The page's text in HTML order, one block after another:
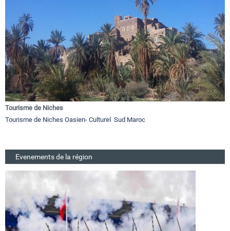
Tourisme de Niches
Tourisme de Niches Oasien- Culturel Sud Maroc
Evenements de la région